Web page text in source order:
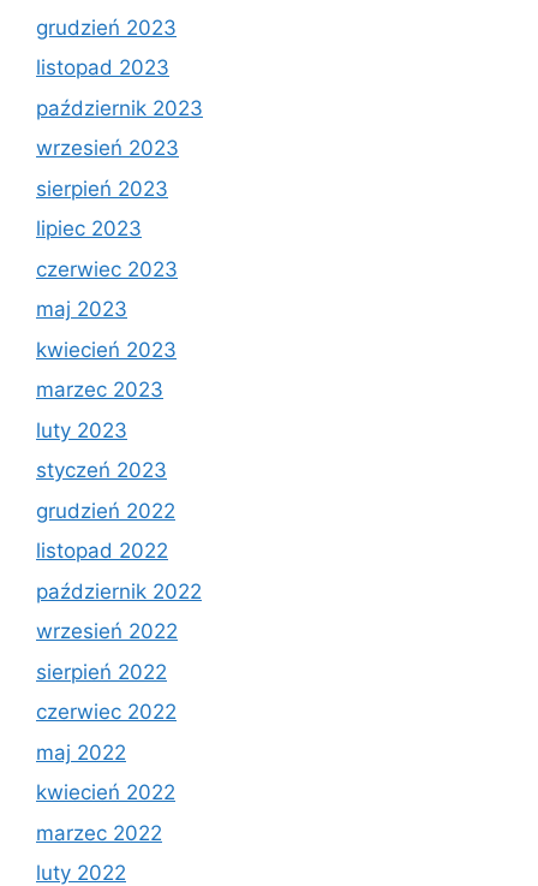
grudzień 2023
listopad 2023
październik 2023
wrzesień 2023
sierpień 2023
lipiec 2023
czerwiec 2023
maj 2023
kwiecień 2023
marzec 2023
luty 2023
styczeń 2023
grudzień 2022
listopad 2022
październik 2022
wrzesień 2022
sierpień 2022
czerwiec 2022
maj 2022
kwiecień 2022
marzec 2022
luty 2022